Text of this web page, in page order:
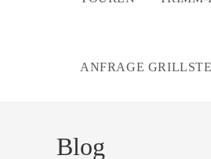
ANFRAGE
Blog